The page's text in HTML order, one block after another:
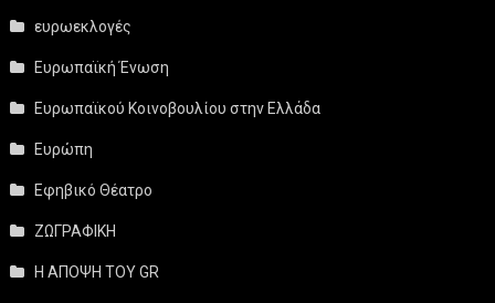
ευρωεκλογές
Ευρωπαϊκή Ένωση
Ευρωπαϊκού Κοινοβουλίου στην Ελλάδα
Ευρώπη
Εφηβικό Θέατρο
ΖΩΓΡΑΦΙΚΗ
Η ΑΠΟΨΗ ΤΟΥ GR